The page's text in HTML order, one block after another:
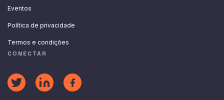
Eventos
Política de privacidade
Termos e condições
CONECTAR